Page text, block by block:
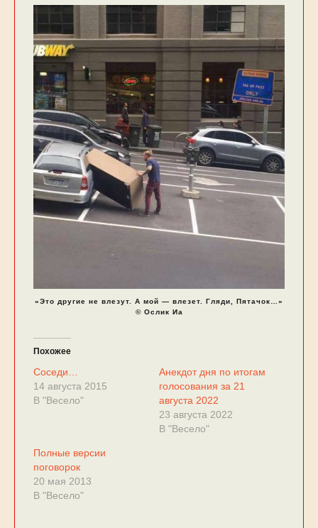
«Это другие не влезут. А мой — влезет. Гляди, Пятачок…»
© Ослик Иа
Похожее
Соседи…
14 августа 2015
В "Весело"
Анекдот дня по итогам
голосования за 21
августа 2022
23 августа 2022
В "Весело"
Полные версии
поговорок
20 мая 2013
В "Весело"